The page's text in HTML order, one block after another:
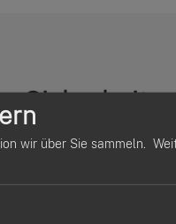
keine Mängel
wir über Sie sammeln.